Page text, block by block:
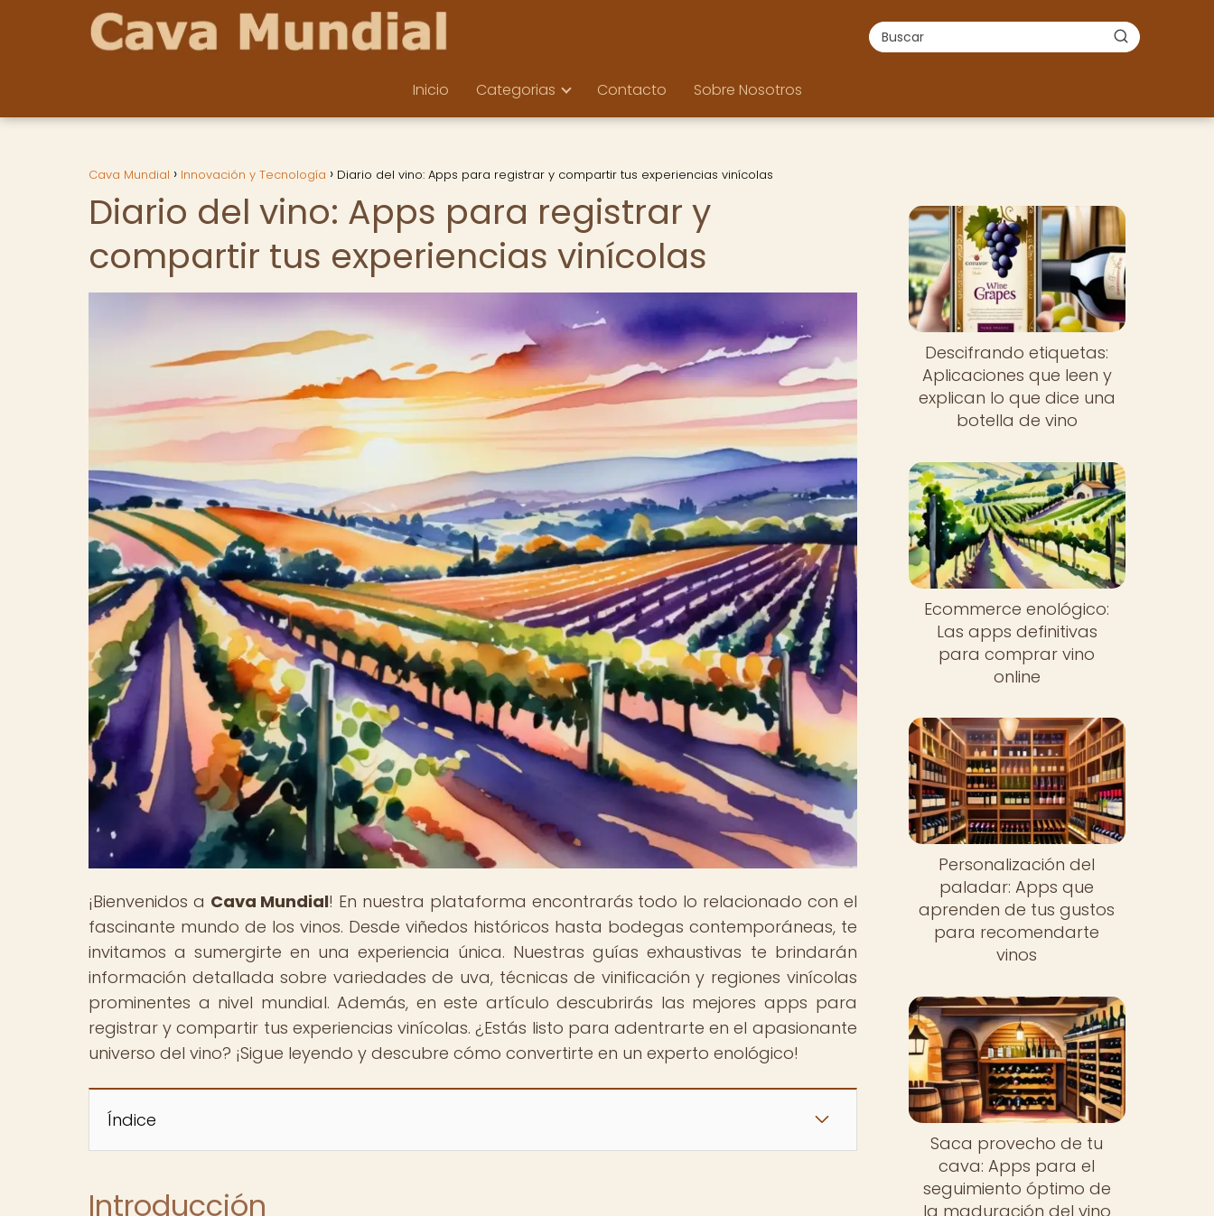
Inicio Categorias Contacto Sobre Nosotros
Cava Mundial Innovación y Tecnología Diario del vino: Apps para registrar y compartir tus experiencias vinícolas
Diario del vino: Apps para registrar y
compartir tus experiencias vinícolas
¡Bienvenidos a Cava Mundial! En nuestra plataforma encontrarás todo lo relacionado con el
fascinante mundo de los vinos. Desde viñedos históricos hasta bodegas contemporáneas, te
invitamos a sumergirte en una experiencia única. Nuestras guías exhaustivas te brindarán
información detallada sobre variedades de uva, técnicas de vinificación y regiones vinícolas
prominentes a nivel mundial. Además, en este artículo descubrirás las mejores apps para
registrar y compartir tus experiencias vinícolas. ¿Estás listo para adentrarte en el apasionante
universo del vino? ¡Sigue leyendo y descubre cómo convertirte en un experto enológico!
Índice
Introducción
Descifrando etiquetas:
Aplicaciones que leen y
explican lo que dice una
botella de vino
Ecommerce enológico:
Las apps definitivas
para comprar vino
online
Personalización del
paladar: Apps que
aprenden de tus gustos
para recomendarte
vinos
Saca provecho de tu
cava: Apps para el
seguimiento óptimo de
la maduración del vino